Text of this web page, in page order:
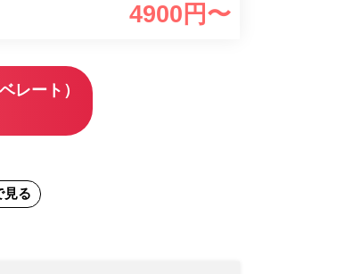
4900 円〜
レート）
見る